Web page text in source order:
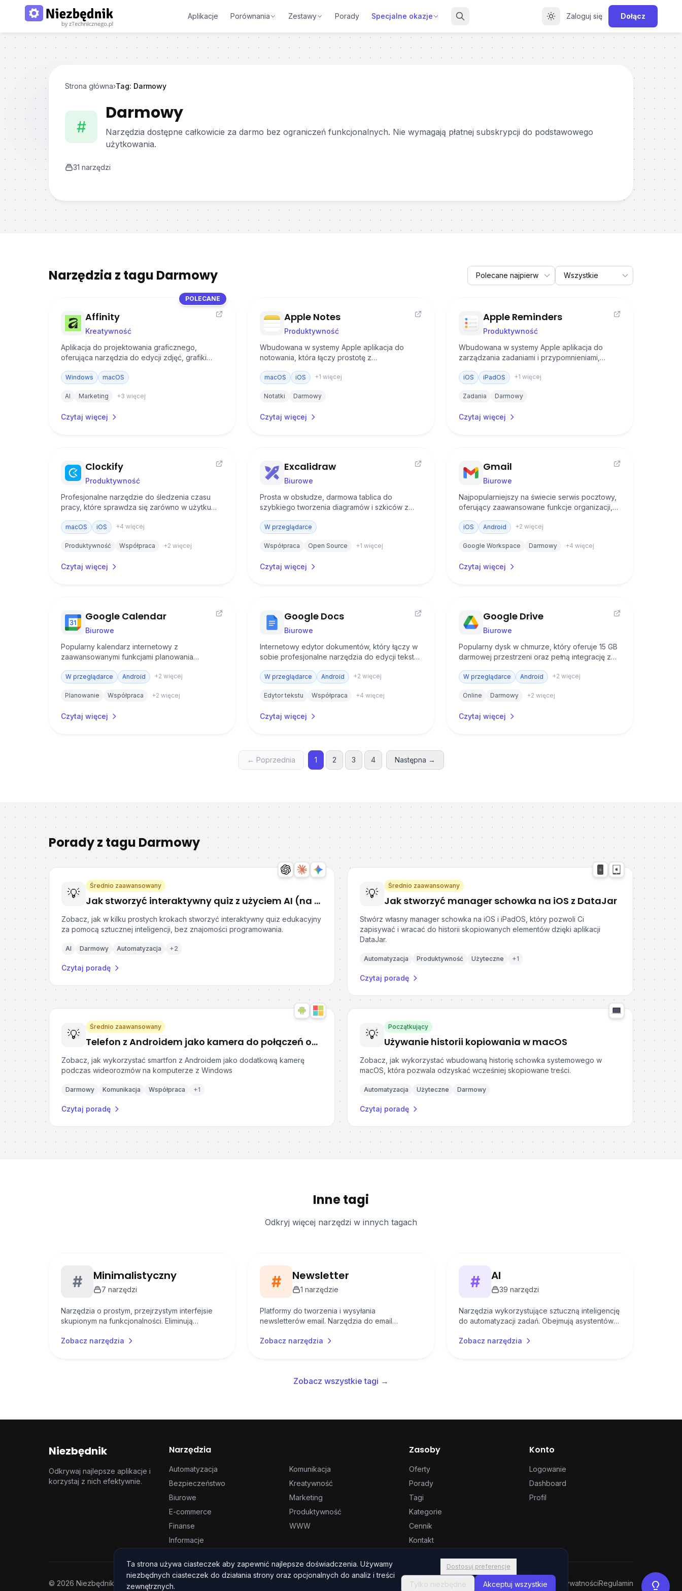
Aplikacje Porównania Zestawy Porady Specjalne okazje Zaloguj się Dołącz
Strona główna›Tag: Darmowy
#
Darmowy
Narzędzia dostępne całkowicie za darmo bez ograniczeń funkcjonalnych. Nie wymagają płatnej subskrypcji do podstawowego
użytkowania.
31 narzędzi
Narzędzia z tagu Darmowy
POLECANE
Affinity
Kreatywność
Aplikacja do projektowania graficznego,
oferująca narzędzia do edycji zdjęć, grafiki
darmo, jako część ekosystemu Canva.
Windows macOS
AI Marketing +3 więcej
Czytaj więcej
Apple Notes
Produktywność
Wbudowana w systemy Apple aplikacja do
notowania, która łączy prostotę z
synchronizacji w ramach ekosystemu.
macOS iOS +1 więcej
Notatki Darmowy
Czytaj więcej
Apple Reminders
Produktywność
Wbudowana w systemy Apple aplikacja do
zarządzania zadaniami i przypomnieniami,
pełną integrację z ekosystemem Apple.
iOS iPadOS +1 więcej
Zadania Darmowy
Czytaj więcej
Clockify
Produktywność
Profesjonalne narzędzie do śledzenia czasu
pracy, które sprawdza się zarówno w użytku
zespołem.
macOS iOS +4 więcej
Produktywność Współpraca +2 więcej
Czytaj więcej
Excalidraw
Biurowe
Prosta w obsłudze, darmowa tablica do
szybkiego tworzenia diagramów i szkiców z
W przeglądarce
Współpraca Open Source +1 więcej
Czytaj więcej
Gmail
Biurowe
Najpopularniejszy na świecie serwis pocztowy,
oferujący zaawansowane funkcje organizacji,
iOS Android +2 więcej
Google Workspace Darmowy +4 więcej
Czytaj więcej
Google Calendar
Biurowe
Popularny kalendarz internetowy z
zaawansowanymi funkcjami planowania
zespołowej.
W przeglądarce Android +2 więcej
Planowanie Współpraca +2 więcej
Czytaj więcej
Google Docs
Biurowe
Internetowy edytor dokumentów, który łączy w
sobie profesjonalne narzędzia do edycji tekstu
czasie rzeczywistym.
W przeglądarce Android +2 więcej
Edytor tekstu Współpraca +4 więcej
Czytaj więcej
Google Drive
Biurowe
Popularny dysk w chmurze, który oferuje 15 GB
darmowej przestrzeni oraz pełną integrację z
Workspace.
W przeglądarce Android +2 więcej
Online Darmowy +2 więcej
Czytaj więcej
← Poprzednia 1 2 3 4 Następna →
Porady z taguDarmowy
💡
Średnio zaawansowany
Jak stworzyć interaktywny quiz z użyciem AI (na przykładzie Gemini)
Zobacz, jak w kilku prostych krokach stworzyć interaktywny quiz edukacyjny
za pomocą sztucznej inteligencji, bez znajomości programowania.
AI Darmowy Automatyzacja +2
Czytaj poradę
💡
Średnio zaawansowany
Jak stworzyć manager schowka na iOS z DataJar
Stwórz własny manager schowka na iOS i iPadOS, który pozwoli Ci
zapisywać i wracać do historii skopiowanych elementów dzięki aplikacji
DataJar.
Automatyzacja Produktywność Użyteczne +1
Czytaj poradę
💡
Średnio zaawansowany
Telefon z Androidem jako kamera do połączeń online w Windows
Zobacz, jak wykorzystać smartfon z Androidem jako dodatkową kamerę
podczas wideorozmów na komputerze z Windows
Darmowy Komunikacja Współpraca +1
Czytaj poradę
💡
Początkujący
Używanie historii kopiowania w macOS
Zobacz, jak wykorzystać wbudowaną historię schowka systemowego w
macOS, która pozwala odzyskać wcześniej skopiowane treści.
Automatyzacja Użyteczne Darmowy
Czytaj poradę
Inne tagi
Odkryj więcej narzędzi w innych tagach
# Minimalistyczny
7 narzędzi
Narzędzia o prostym, przejrzystym interfejsie
skupionym na funkcjonalności. Eliminują
użytkowania.
Zobacz narzędzia
# Newsletter
1 narzędzie
Platformy do tworzenia i wysyłania
newsletterów email. Narzędzia do email
subskrybentów.
Zobacz narzędzia
# AI
39 narzędzi
Narzędzia wykorzystujące sztuczną inteligencję
do automatyzacji zadań. Obejmują asystentów
danych.
Zobacz narzędzia
Zobacz wszystkie tagi →
Niezbędnik
Odkrywaj najlepsze aplikacje i
korzystaj z nich efektywnie.
Narzędzia
Automatyzacja
Bezpieczeństwo
Biurowe
E-commerce
Finanse
Informacje
Komunikacja
Kreatywność
Marketing
Produktywność
WWW
Zasoby
Oferty
Porady
Tagi
Kategorie
Cennik
Kontakt
Konto
Logowanie
Dashboard
Profil
© 2026 Niezbędnik. Wszystkie prawa zastrzeżone. Ustawienia ciasteczekPolityka prywatnościRegulamin
Ta strona używa ciasteczek aby zapewnić najlepsze doświadczenia. Używamy
niezbędnych ciasteczek do działania strony oraz opcjonalnych do analiz i treści
zewnętrznych.
Dostosuj preferencje
Tylko niezbędne Akceptuj wszystkie
Tyle dostępnych narzędzi, ale jak ich najlepiej
używać?
Wyrażam zgodę na otrzymywanie wiadomości e-mail od ZTNN Damian Zachwieja
zgodnie z
Regulaminem i Polityką Prywatności
i wiem, że mogę zrezygnować w każdej
chwili.
Zapisuję się!